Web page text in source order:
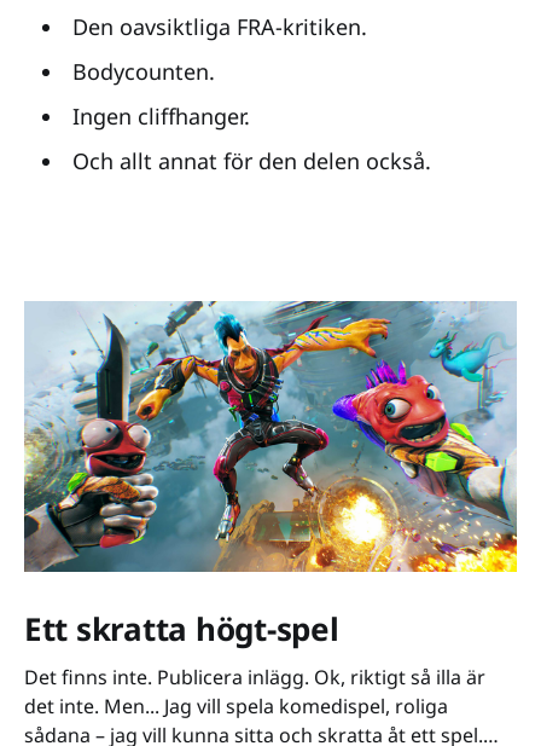
Den oavsiktliga FRA-kritiken.
Bodycounten.
Ingen cliffhanger.
Och allt annat för den delen också.
Ett skratta högt-spel
Det finns inte. Publicera inlägg. Ok, riktigt så illa är
det inte. Men... Jag vill spela komedispel, roliga
sådana – jag vill kunna sitta och skratta åt ett spel.